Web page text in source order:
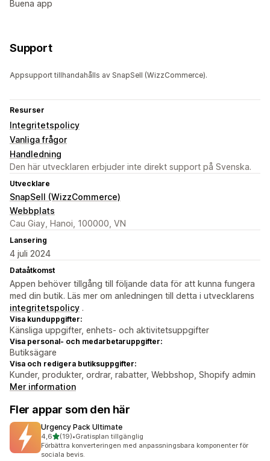
Buena app
Support
Appsupport tillhandahålls av SnapSell (WizzCommerce).
Resurser
Integritetspolicy
Vanliga frågor
Handledning
Den här utvecklaren erbjuder inte direkt support på Svenska.
Utvecklare
SnapSell (WizzCommerce)
Webbplats
Cau Giay, Hanoi, 100000, VN
Lansering
4 juli 2024
Dataåtkomst
Appen behöver tillgång till följande data för att kunna fungera
med din butik. Läs mer om anledningen till detta i utvecklarens
integritetspolicy .
Visa kunduppgifter:
Känsliga uppgifter, enhets- och aktivitetsuppgifter
Visa personal- och medarbetaruppgifter:
Butiksägare
Visa och redigera butiksuppgifter:
Kunder, produkter, ordrar, rabatter, Webbshop, Shopify admin
Mer information
Fler appar som den här
Urgency Pack Ultimate
4,6av 5 stjärnor
(19)
19 recensioner totalt
•Gratisplan tillgänglig
Förbättra konverteringen med anpassningsbara komponenter för
sociala bevis.